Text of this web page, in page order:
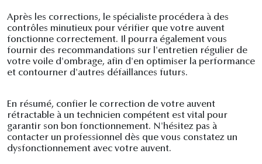
Après les corrections, le spécialiste procédera à des
contrôles minutieux pour vérifier que votre auvent
fonctionne correctement. Il pourra également vous
fournir des recommandations sur l'entretien régulier de
votre voile d'ombrage, afin d'en optimiser la performance
et contourner d'autres défaillances futurs.
En résumé, confier le correction de votre auvent
rétractable à un technicien compétent est vital pour
garantir son bon fonctionnement. N'hésitez pas à
contacter un professionnel dès que vous constatez un
dysfonctionnement avec votre auvent.